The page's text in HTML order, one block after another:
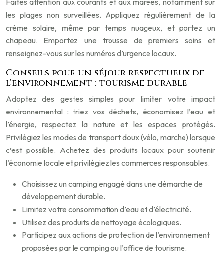
Faites attention aux courants et aux marées, notamment sur
les plages non surveillées. Appliquez régulièrement de la
crème solaire, même par temps nuageux, et portez un
chapeau. Emportez une trousse de premiers soins et
renseignez-vous sur les numéros d’urgence locaux.
Conseils pour un séjour respectueux de
l’environnement : tourisme durable
Adoptez des gestes simples pour limiter votre impact
environnemental : triez vos déchets, économisez l’eau et
l’énergie, respectez la nature et les espaces protégés.
Privilégiez les modes de transport doux (vélo, marche) lorsque
c’est possible. Achetez des produits locaux pour soutenir
l’économie locale et privilégiez les commerces responsables.
Choisissez un camping engagé dans une démarche de
développement durable.
Limitez votre consommation d’eau et d’électricité.
Utilisez des produits de nettoyage écologiques.
Participez aux actions de protection de l’environnement
proposées par le camping ou l’office de tourisme.